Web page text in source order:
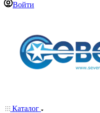
Войти
Каталог